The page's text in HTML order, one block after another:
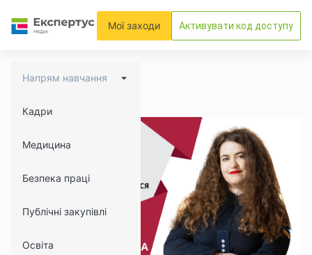
Мої заходи Активувати код доступу
Напрям навчання
Кадри
Медицина
Безпека праці
Публічні закупівлі
Освіта